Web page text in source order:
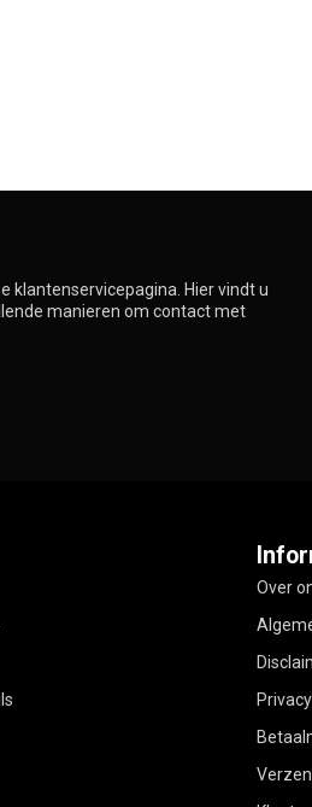
klantenservicepagina. Hier vindt u
manieren om contact met
Over